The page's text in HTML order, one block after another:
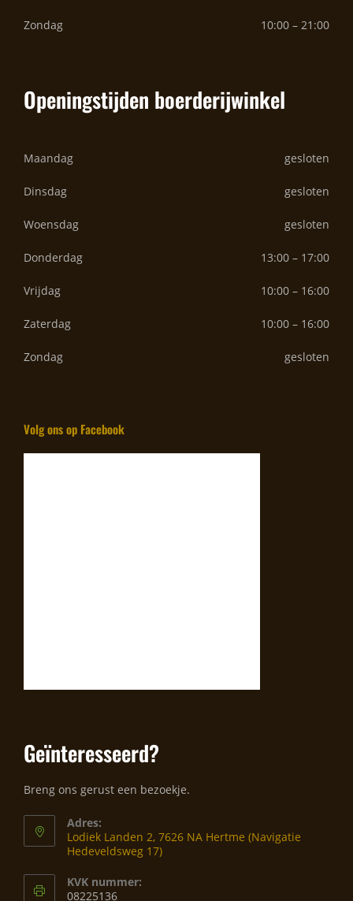
Zondag 10:00 – 21:00
Openingstijden boerderijwinkel
Maandag gesloten
Dinsdag gesloten
Woensdag gesloten
Donderdag 13:00 – 17:00
Vrijdag 10:00 – 16:00
Zaterdag 10:00 – 16:00
Zondag gesloten
Volg ons op Facebook
Geïnteresseerd?
Breng ons gerust een bezoekje.
Adres:
Lodiek Landen 2, 7626 NA Hertme (Navigatie
Hedeveldsweg 17)
KVK nummer:
08225136